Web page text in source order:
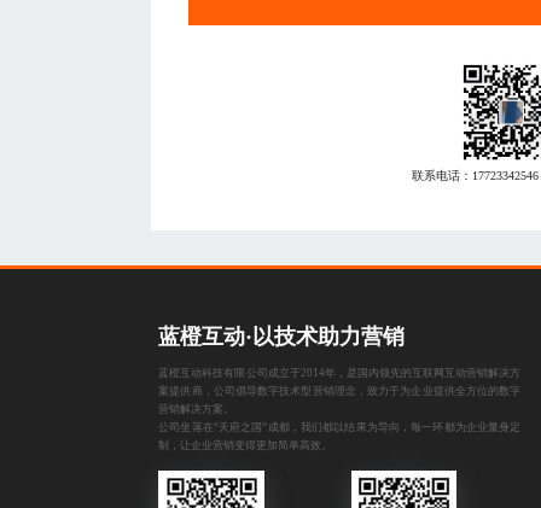
联系电话： 17723342546
蓝橙互动·以技术助力营销
蓝橙互动科技有限公司成立于2014年，是国内领先的互联网互动营销解决方
案提供商，公司倡导数字技术型营销理念，致力于为企业提供全方位的数字
营销解决方案。
公司坐落在“天府之国”成都，我们都以结果为导向，每一环都为企业量身定
制，让企业营销变得更加简单高效。